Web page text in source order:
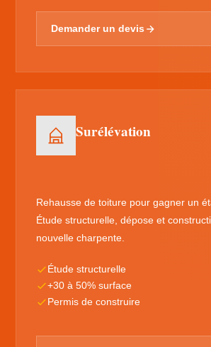
Demander un devis
Surélévation
Rehausse de toiture pour gagner un
Étude structurelle, dépose et
nouvelle charpente.
Étude structurelle
+30 à 50% surface
Permis de construire